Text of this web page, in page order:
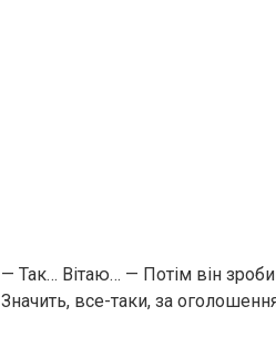
— Так… Вітаю… — Потім він
Значить, все-таки, за